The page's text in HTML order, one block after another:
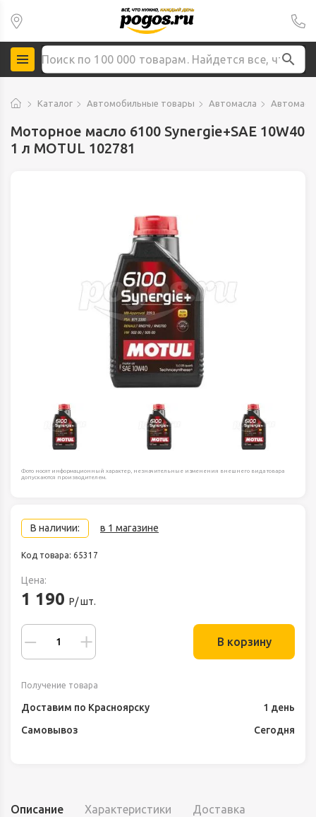
Каталог Автомобильные товары Автомасла
Моторное масло 6100 Synergie+SAE 10W40
1 л MOTUL 102781
Фото носят информационный характер, незначительные изменения внешнего вида товара
допускаются производителем.
В наличии: в 1 магазине
Код товара: 65317
Цена:
1 190 Р/ шт.
В корзину
Получение товара
Доставим по Красноярску
1 день
Самовывоз
Сегодня
Описание Характеристики Доставка